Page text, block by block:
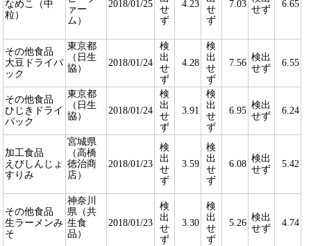
なめこ（中
粒）
ァー
ム）
2018/01/25
せ
ず
4.23
せ
ず
7.03
せず
6.65
その他食品
大豆ドライパ
ック
東京都
（日生
協）
2018/01/24
検
出
せ
ず
4.28
検
出
せ
ず
7.56
検出
せず
6.55
その他食品
ひじきドライ
パック
東京都
（日生
協）
2018/01/24
検
出
せ
ず
3.91
検
出
せ
ず
6.95
検出
せず
6.24
加工食品
えびしんじょ
すりみ
宮城県
（高橋
徳治商
店）
2018/01/23
検
出
せ
ず
3.59
検
出
せ
ず
6.08
検出
せず
5.42
その他食品
生ラーメンみ
そ
神奈川
県（共
生食
品）
2018/01/23
検
出
せ
ず
3.30
検
出
せ
ず
5.26
検出
せず
4.74